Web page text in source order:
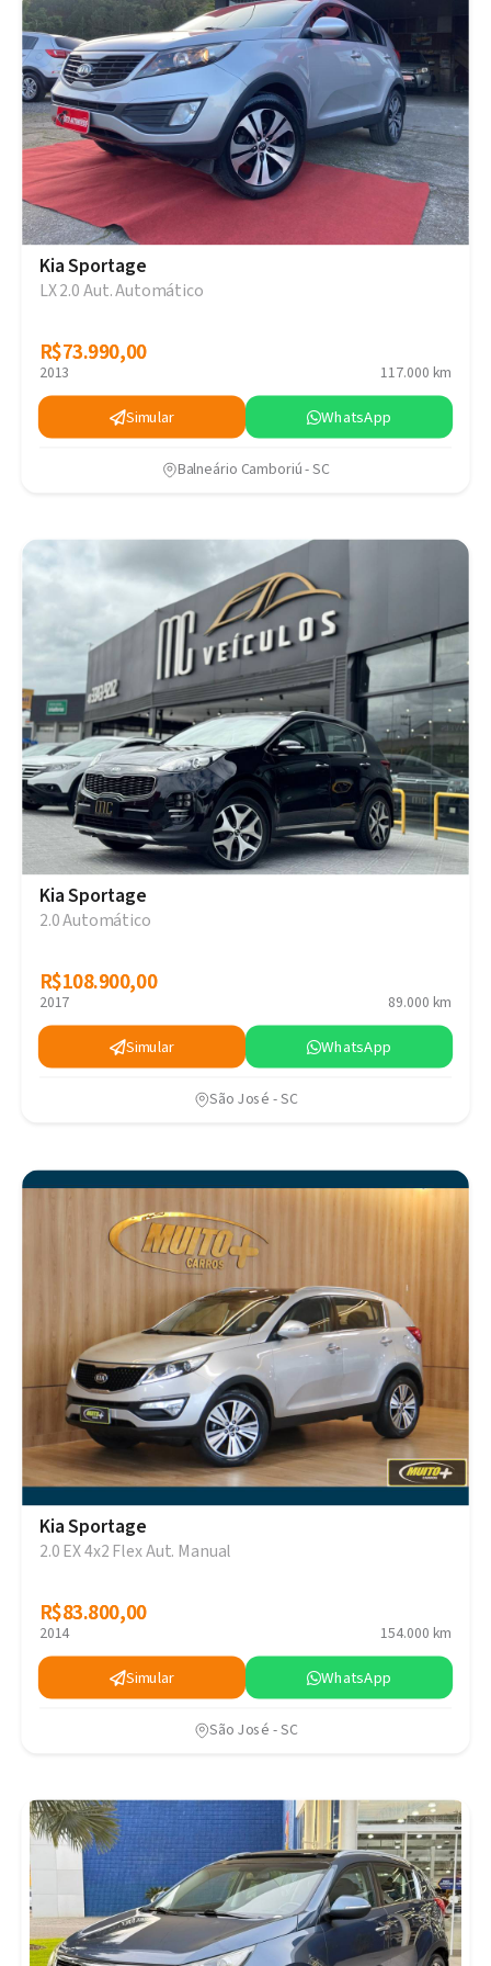
Kia Sportage
LX 2.0 Aut. Automático
R$73.990,00
R$73.990,00
2013 117.000 km
Simular WhatsApp
Balneário Camboriú - SC
Kia Sportage
2.0 Automático
R$108.900,00
R$108.900,00
2017 89.000 km
Simular WhatsApp
São José - SC
Kia Sportage
2.0 EX 4x2 Flex Aut. Manual
R$83.800,00
R$83.800,00
2014 154.000 km
Simular WhatsApp
São José - SC